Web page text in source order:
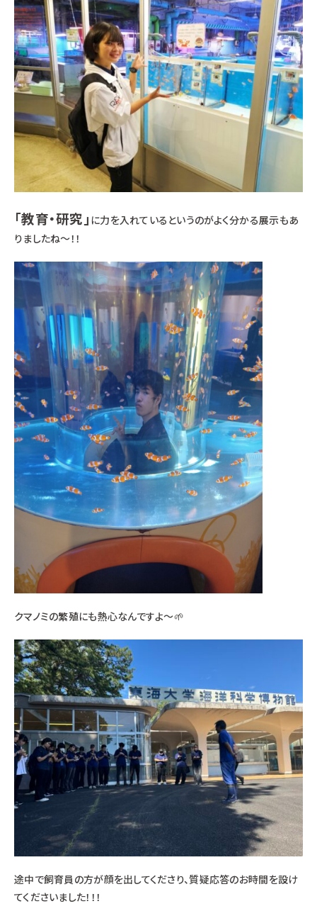
「教育・研究」 に力を入れているというのがよく分かる展示もあ
りましたね～！！
クマノミの繁殖にも熱心なんですよ～🌱
途中で飼育員の方が顔を出してくださり、質疑応答のお時間を設け
てくださいました！！！